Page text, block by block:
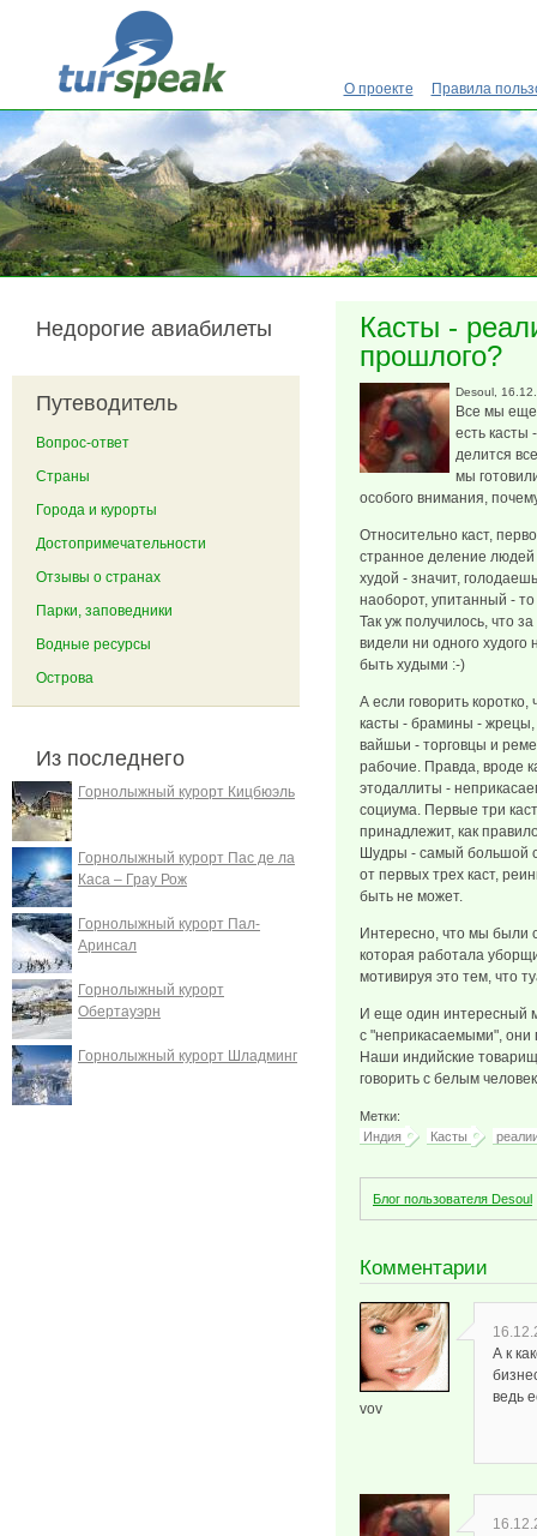
Перейти к основному содержанию
О проекте Правила
Касты -
прошлого?
Desoul ,
Все мы еще
есть касты
делится
мы
особого внимания,
Относительно каст,
странное деление людей
худой - значит,
наоборот, упитанный - то
Так уж получилось, что
видели ни одного
быть худыми :-)
А если говорить
касты - брамины -
вайшьи - торговцы и
рабочие. Правда, вроде
этодаллиты -
социума. Первые три
принадлежит, как
Шудры - самый большой
от первых трех каст,
быть не может.
Интересно, что мы были
которая работала
мотивируя это тем, что
И еще один интересный
с "неприкасаемыми", они
Наши индийские
говорить с белым
Метки:
Индия
Касты
Блог пользователя Desoul
Комментарии
vov
А к
ведь
Недорогие авиабилеты
Путеводитель
Вопрос-ответ
Страны
Города и курорты
Достопримечательности
Отзывы о странах
Парки, заповедники
Водные ресурсы
Острова
Из последнего
Горнолыжный курорт Кицбюэль
Горнолыжный курорт Пас де ла
Каса – Грау Рож
Горнолыжный курорт Пал-
Аринсал
Горнолыжный курорт
Обертауэрн
Горнолыжный курорт Шладминг